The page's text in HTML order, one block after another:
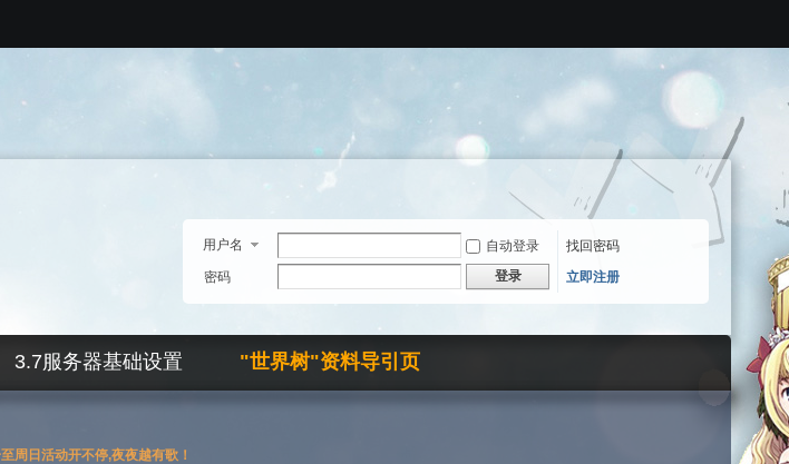
用户名 自动登录
找回密码
密码
登录 立即注册
3.7服务器基础设置 "世界树"资料导引页
周日活动开不停,夜夜越有歌！